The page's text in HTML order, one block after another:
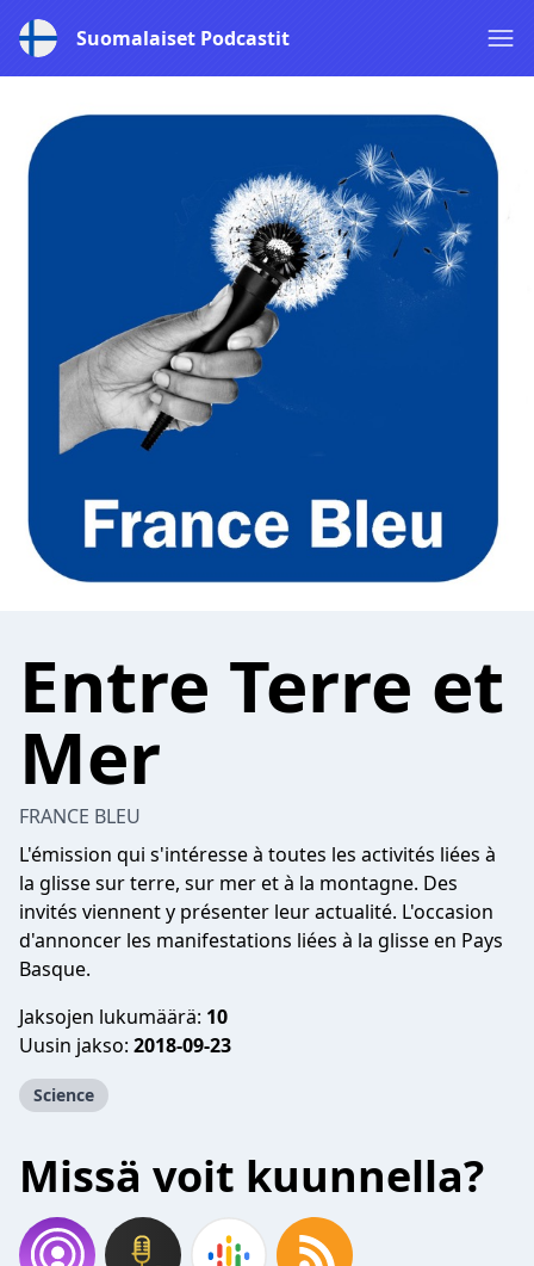
Suomalaiset Podcastit
Entre Terre et
Mer
FRANCE BLEU
L'émission qui s'intéresse à toutes les activités liées à
la glisse sur terre, sur mer et à la montagne. Des
invités viennent y présenter leur actualité. L'occasion
d'annoncer les manifestations liées à la glisse en Pays
Basque.
Jaksojen lukumäärä: 10
Uusin jakso: 2018-09-23
Science
Missä voit kuunnella?